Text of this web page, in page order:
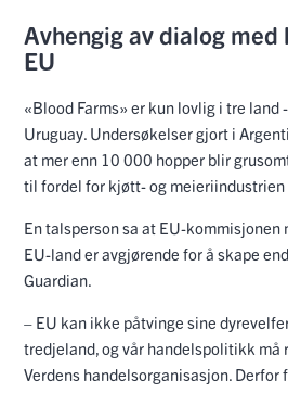
Avhengig av dialog
EU
«Blood Farms» er kun lovlig i tre land
Uruguay. Undersøkelser gjort i
at mer enn 10 000 hopper blir
til fordel for kjøtt- og meieriindustrien
En talsperson sa at EU-
EU-land er avgjørende for å skape
Guardian.
– EU kan ikke påtvinge sine
tredjeland, og vår handelspolitikk må
Verdens handelsorganisasjon.